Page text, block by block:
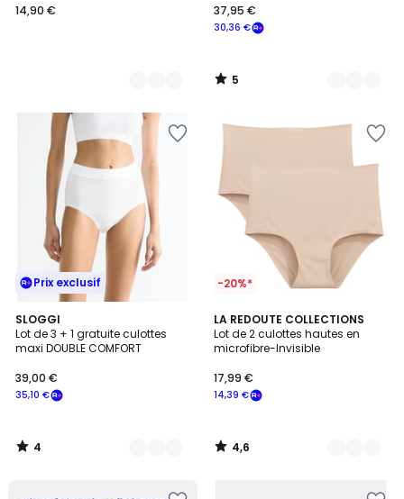
14,90 €
30,36 €
37,95 €
5
/
Prix exclusif
SLOGGI
Lot de 3 + 1 gratuite culottes
maxi DOUBLE COMFORT
35,10 €
39,00 €
4
/
5
2
Couleurs
4
/
-20%*
LA REDOUTE COLLECTIONS
Lot de 2 culottes hautes en
microfibre-Invisible
14,39 €
17,99 €
4,6
/ 5
3
Couleurs
4,6
/